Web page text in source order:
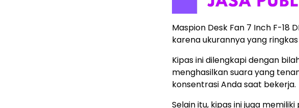
Maspion Desk Fan 7 Inch F-18
karena ukurannya yang
Kipas ini dilengkapi dengan
menghasilkan suara yang
konsentrasi Anda saat bekerja.
Selain itu, kipas ini juga